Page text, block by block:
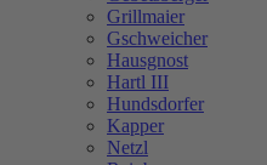
Grillmaier
Gschweicher
Hausgnost
Hartl III
Hundsdorfer
Kapper
Netzl